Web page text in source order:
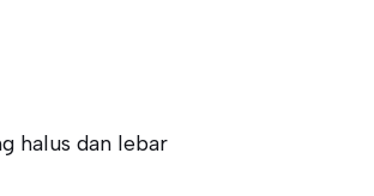
halus dan lebar